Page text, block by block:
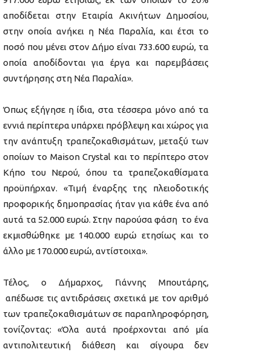
αποδίδεται στην Εταιρία Ακινήτων Δημοσίου,
στην οποία ανήκει η Νέα Παραλία, και έτσι το
ποσό που μένει στον Δήμο είναι 733.600 ευρώ, τα
οποία αποδίδονται για έργα και παρεμβάσεις
συντήρησης στη Νέα Παραλία».
Όπως εξήγησε η ίδια, στα τέσσερα μόνο από τα
εννιά περίπτερα υπάρχει πρόβλεψη και χώρος για
την ανάπτυξη τραπεζοκαθισμάτων, μεταξύ των
οποίων το Maison Crystal και το περίπτερο στον
Κήπο του Νερού, όπου τα τραπεζοκαθίσματα
προϋπήρχαν. «Τιμή έναρξης της πλειοδοτικής
προφορικής δημοπρασίας ήταν για κάθε ένα από
αυτά τα 52.000 ευρώ. Στην παρούσα φάση το ένα
εκμισθώθηκε με 140.000 ευρώ ετησίως και το
άλλο με 170.000 ευρώ, αντίστοιχα».
Τέλος, ο Δήμαρχος, Γιάννης Μπουτάρης,
απέδωσε τις αντιδράσεις σχετικά με τον αριθμό
των τραπεζοκαθισμάτων σε παραπληροφόρηση,
τονίζοντας: «Όλα αυτά προέρχονται από μία
αντιπολιτευτική διάθεση και σίγουρα δεν